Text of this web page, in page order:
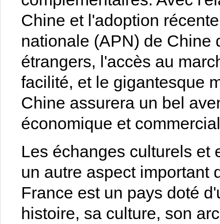
Chine et l'adoption
nationale (APN) de Chine
étrangers, l'accès au
facilité, et le gigantesque
Chine assurera un bel
économique et
Les échanges culturels et
un autre aspect important
France est un pays doté
histoire, sa culture, son